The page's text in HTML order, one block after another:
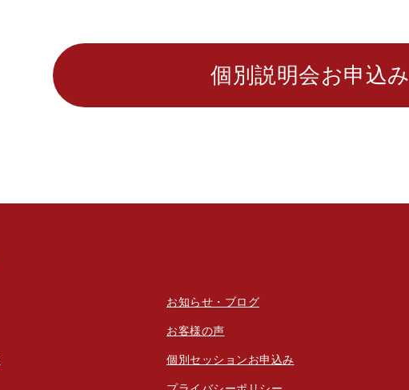
個別説明会お申込み
お知らせ・ブログ
お客様の声
個別セッションお申込み